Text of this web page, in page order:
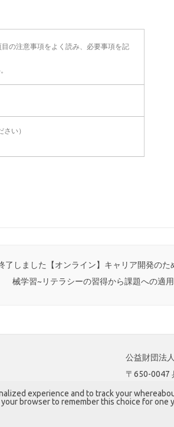
の注意事項をよく読み、必要事項を記
い）
了しました【オンライン】キャリア開発のた
械学習~リテラシーの習得から課題への適
公益財団法
〒650-0047
experience and to track your
browser to remember this choice for one